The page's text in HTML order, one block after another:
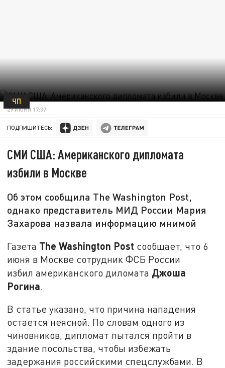
ЧП
29 ИЮНЯ 17:37
ПОДПИШИТЕСЬ:
СМИ США: Американского дипломата
избили в Москве
Об этом сообщила The Washington Post,
однако представитель МИД России Мария
Захарова назвала информацию мнимой
Газета The Washington Post сообщает, что 6
июня в Москве сотрудник ФСБ России
избил американского диломата Джоша
Рогина.
В статье указано, что причина нападения
остается неясной. По словам одного из
чиновников, дипломат пытался пройти в
здание посольства, чтобы избежать
задержания российскими спецслужбами. В